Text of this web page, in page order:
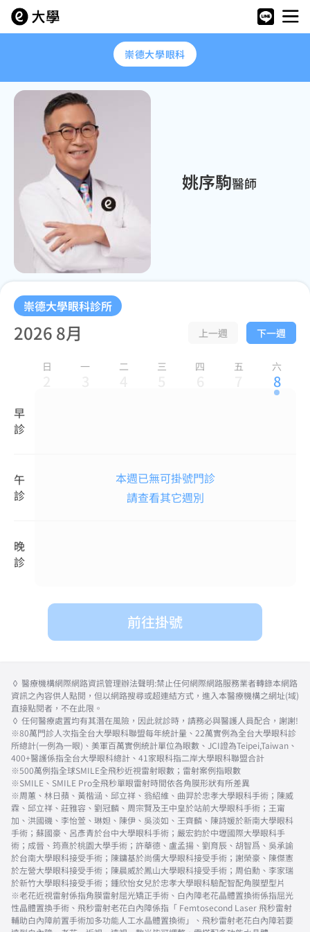
姚序駒醫師
崇德大學眼科診所
2026 8月 上一週 下一週
日 一 二 三 四 五 六
8
早
診
午
診
晚
診
本週已無可掛號門診
請查看其它週別
前往掛號
崇德大學眼科
◊ 醫療機構網際網路資訊管理辦法聲明:禁止任何網際網路服務業者轉錄本網路
資訊之內容供人點閱，但以網路搜尋或超連結方式，進入本醫療機構之網址(域)
直接點閱者，不在此限。
◊ 任何醫療處置均有其潛在風險，因此就診時，請務必與醫護人員配合，謝謝!
※80萬門診人次指全台大學眼科聯盟每年統計量、22萬實例為全台大學眼科診
所總計(一例為一眼)、美軍百萬實例統計單位為眼數、JCI證為Teipei,Taiwan、
400+醫護係指全台大學眼科總計、41家眼科指二岸大學眼科聯盟合計
※500萬例指全球SMILE全飛秒近視雷射眼數；雷射案例指眼數
※SMILE、SMILE Pro全飛秒單眼雷射時間依各角膜形狀有所差異
※周蕙、林日蘋、黃楷涵、邱立祥、翁紹維、曲羿於忠孝大學眼科手術；陳威
霖、邱立祥、莊雅容、劉冠麟、周宗賢及王中皇於站前大學眼科手術；王甯
加、洪國磯、李怡萱、琳妲、陳伊、吳淡如、王齊麟、陳詩媛於新南大學眼科
手術；蘇國豪、呂彥青於台中大學眼科手術；嚴宏鈞於中壢國際大學眼科手
術；成晉、筠熹於桃園大學手術；許華德、盧孟揚、劉育辰、胡智爲、吳承諭
於台南大學眼科接受手術；陳鏞基於尚儒大學眼科接受手術；謝榮豪、陳傑憲
於左營大學眼科接受手術；陳晨威於鳳山大學眼科接受手術；周伯勳、李家瑞
於新竹大學眼科接受手術；鍾欣怡女兒於忠孝大學眼科驗配智配角膜塑型片
※老花近視雷射係指角膜雷射屈光矯正手術、白內障老花晶體置換術係指屈光
性晶體置換手術、飛秒雷射老花白內障係指「 Femtosecond Laser 飛秒雷射
輔助白內障前置手術加多功能人工水晶體置換術」、飛秒雷射老花白內障若要